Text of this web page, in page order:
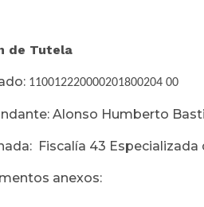
de Tutela
110012220000201800204 00
Alonso Humberto
Fiscalía 43
anexos: